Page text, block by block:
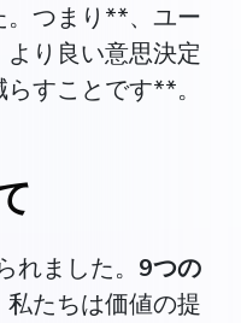
。つまり**、ユー
り良い意思決定
すことです**。
ました。 9つの
私たちは価値の提